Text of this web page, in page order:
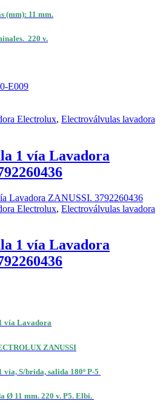
(mm): 11 mm.
220 v.
E009
Electrolux, Electroválvulas lavadora
1 vía Lavadora
Electrolux, Electroválvulas lavadora
1 vía Lavadora
vía Lavadora
ZANUSSI
S/brida, salida 180º P-5
Ø 11 mm. 220 v. P5. Elbi.